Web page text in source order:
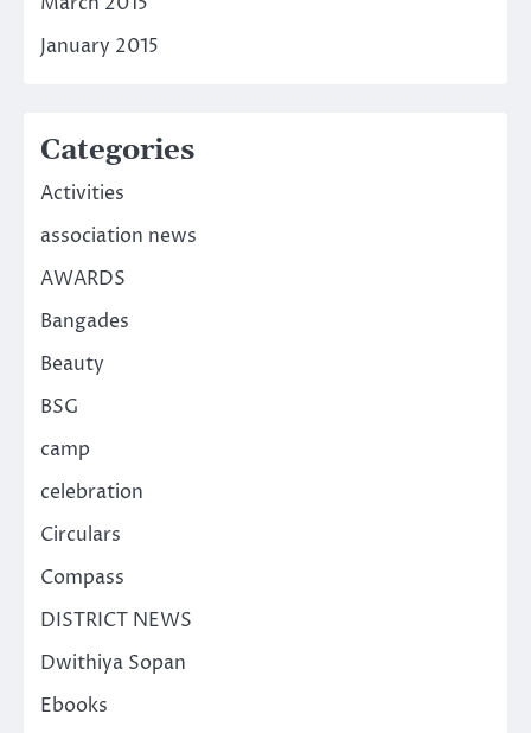
January 2015
Categories
Activities
association news
AWARDS
Bangades
Beauty
BSG
camp
celebration
Circulars
Compass
DISTRICT NEWS
Dwithiya Sopan
Ebooks